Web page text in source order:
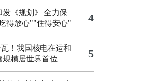
发《规划》 全力保
得放心""住得安心"
4
瓦！我国核电在运和
规模居世界首位
5